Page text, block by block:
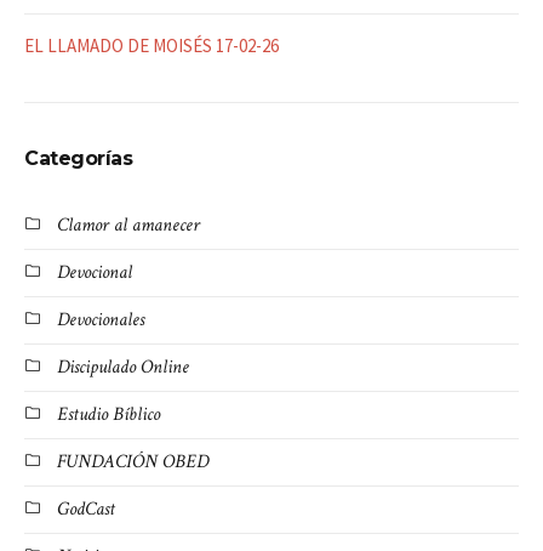
EL LLAMADO DE MOISÉS 17-02-26
Categorías
Clamor al amanecer
Devocional
Devocionales
Discipulado Online
Estudio Bíblico
FUNDACIÓN OBED
GodCast